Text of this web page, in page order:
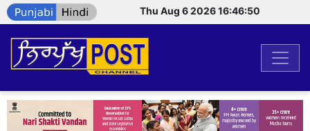
Thu Aug 6 2026 16:46:50